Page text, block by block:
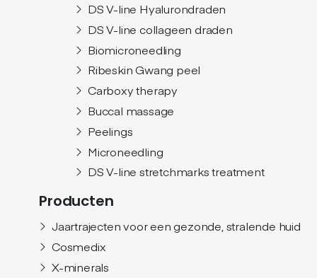
DS V-line Hyalurondraden
DS V-line collageen draden
Biomicroneedling
Ribeskin Gwang peel
Carboxy therapy
Buccal massage
Peelings
Microneedling
DS V-line stretchmarks treatment
Producten
Jaartrajecten voor een gezonde, stralende huid
Cosmedix
X-minerals